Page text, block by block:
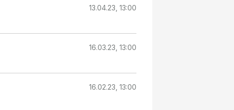
13.04.23, 13:00
16.03.23, 13:00
16.02.23, 13:00